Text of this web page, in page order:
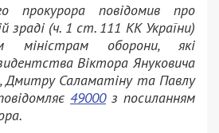
прокурора повідомив про
зраді (ч. 1 ст. 111 КК України)
міністрам оборони, які
Віктора Януковича
Саламатіну та Павлу
49000з посиланням